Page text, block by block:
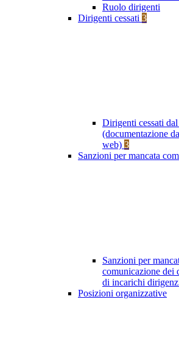
Ruolo dirigenti
Dirigenti cessati 3
Dirigenti cessati
(documentazione
web) 3
Sanzioni per mancata
Sanzioni per
comunicazione dei
di incarichi
Posizioni organizzative